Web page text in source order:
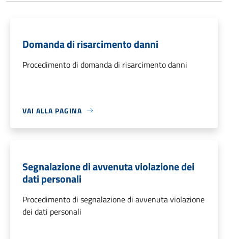
Domanda di risarcimento danni
Procedimento di domanda di risarcimento danni
VAI ALLA PAGINA
Segnalazione di avvenuta violazione dei
dati personali
Procedimento di segnalazione di avvenuta violazione
dei dati personali